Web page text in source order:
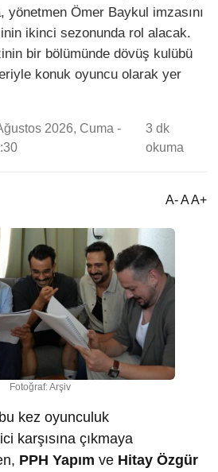
yönetmen Ömer Baykul imzasını
ikinci sezonunda rol alacak.
bir bölümünde dövüş kulübü
konuk oyuncu olarak yer
2026, Cuma -
3 dk
okuma
A- A A+
Fotoğraf: Arşiv
kez oyunculuk
karşısına çıkmaya
PPH Yapım ve Hitay Özgür